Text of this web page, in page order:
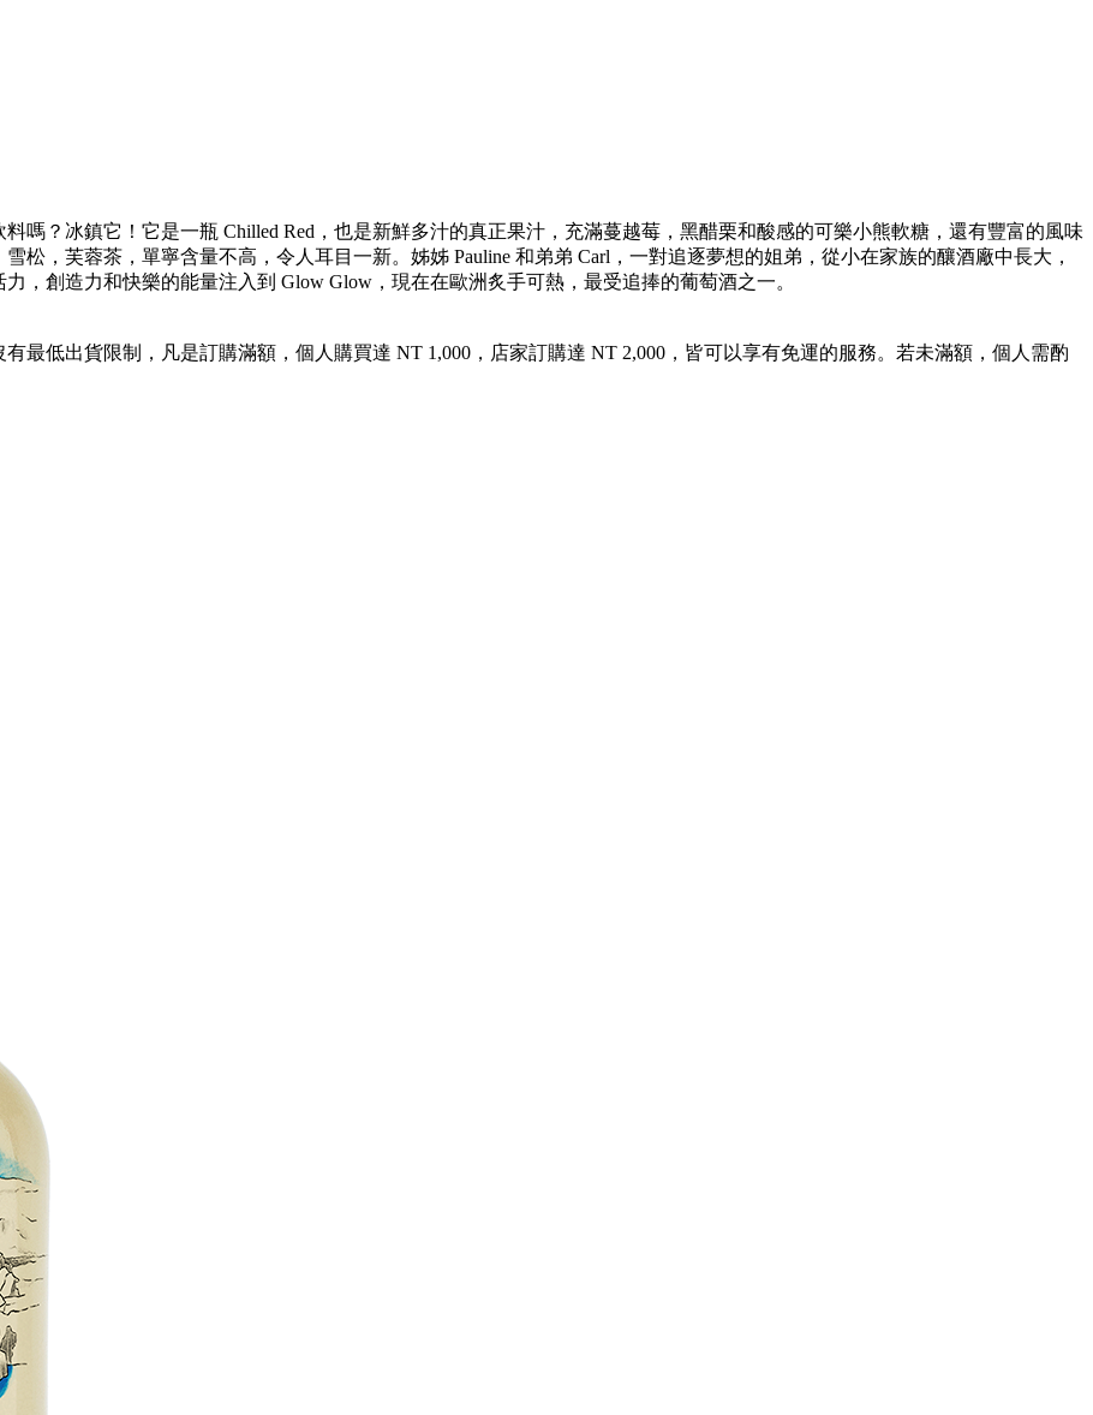
嗎？冰鎮它！它是一瓶 Chilled Red，也是新鮮多汁的真正果汁，充滿蔓越莓，黑醋栗和酸感的可樂小熊軟糖，還有豐富的風味
松，芙蓉茶，單寧含量不高，令人耳目一新。姊姊 Pauline 和弟弟 Carl，一對追逐夢想的姐弟，從小在家族的釀酒廠中長大，
，創造力和快樂的能量注入到 Glow Glow，現在在歐洲炙手可熱，最受追捧的葡萄酒之一。
最低出貨限制，凡是訂購滿額，個人購買達 NT 1,000，店家訂購達 NT 2,000，皆可以享有免運的服務。若未滿額，個人需酌